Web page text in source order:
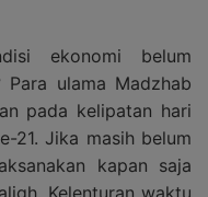
ekonomi belum
ulama Madzhab
pada kelipatan hari
21. Jika masih belum
kapan saja